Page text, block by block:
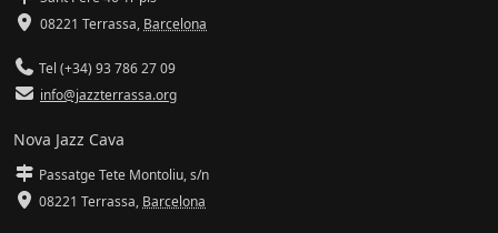
08221 Terrassa, Barcelona
Tel (+34) 93 786 27 09
info@jazzterrassa.org
Nova Jazz Cava
Passatge Tete Montoliu, s/n
08221 Terrassa, Barcelona